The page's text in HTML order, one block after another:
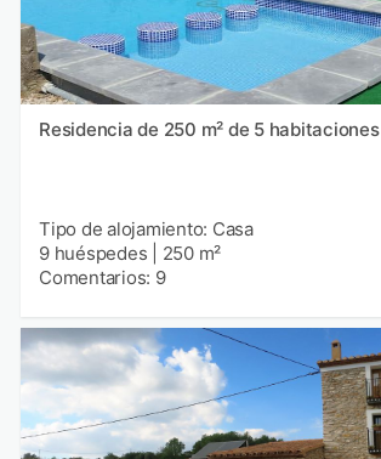
Residencia de 250 m² de 5 habitaciones
Tipo de alojamiento: Casa
9 huéspedes
250 m²
Comentarios: 9